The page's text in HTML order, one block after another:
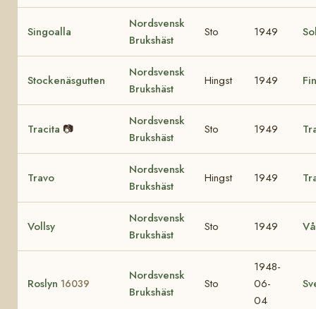
Singoalla
Nordsvensk
Brukshäst
Sto 1949
Stockenäsgutten
Nordsvensk
Brukshäst
Hingst 1949
Tracita 📷
Nordsvensk
Brukshäst
Sto 1949
Travo
Nordsvensk
Brukshäst
Hingst 1949
Vollsy
Nordsvensk
Brukshäst
Sto 1949
Roslyn 16039
Nordsvensk
Brukshäst
Sto
1948-
06-
04